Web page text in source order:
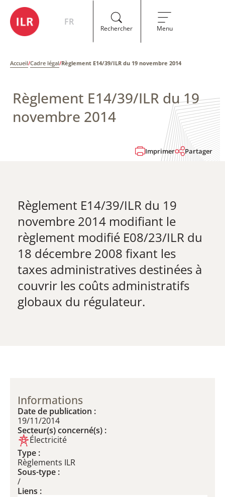
FR
Rechercher Menu
Accueil/Cadre légal/Règlement E14/39/ILR du 19 novembre 2014
Règlement E14/39/ILR du 19
novembre 2014
Imprimer Partager
Règlement E14/39/ILR du 19
novembre 2014 ​modifiant le
règlement modifié E08/23/ILR du
18 décembre 2008 fixant les
taxes administratives destinées à
couvrir les coûts administratifs
globaux du régulateur.
Informations
Date de publication :
19/11/2014
Secteur(s) concerné(s) :
Électricité
Type :
Règlements ILR
Sous-type :
/
Liens :